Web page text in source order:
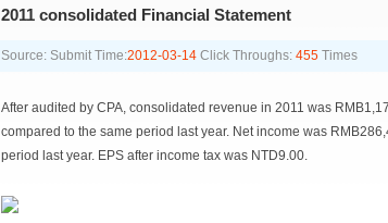
2011 consolidated Financial Statement
Source: Submit Time:2012-03-14Click Throughs: 455Times
After audited by CPA, consolidated revenue in 2011 was
compared to the same period last year. Net income was
period last year. EPS after income tax was NTD9.00.